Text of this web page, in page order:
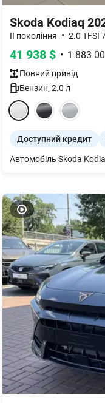
Skoda Kodiaq
II покоління • 2.0 TFSI
41 938 $ • 1 883
Повний привід
Бензин, 2.0 л
Доступний кредит